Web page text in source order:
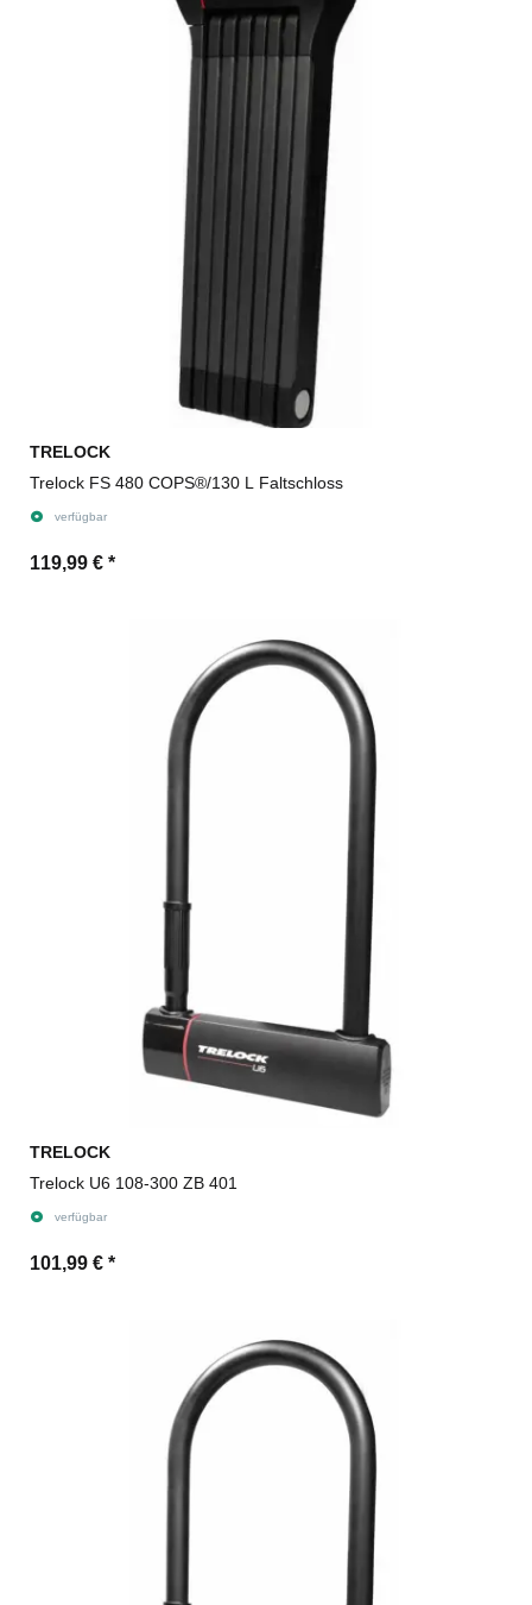
TRELOCK
Trelock FS 480 COPS®/130 L Faltschloss
verfügbar
119,99 € *
TRELOCK
Trelock U6 108-300 ZB 401
verfügbar
101,99 € *